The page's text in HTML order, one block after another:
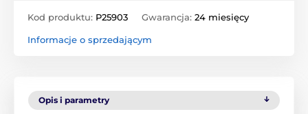
Kod produktu: P25903 Gwarancja: 24 miesięcy
Informacje o sprzedającym
Opis i parametry